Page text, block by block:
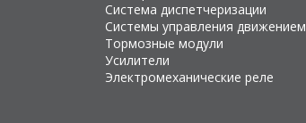
Система диспетчеризации
Системы управления движением
Тормозные модули
Усилители
Электромеханические реле